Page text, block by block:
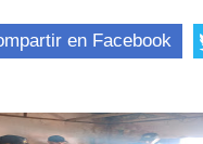
en Facebook